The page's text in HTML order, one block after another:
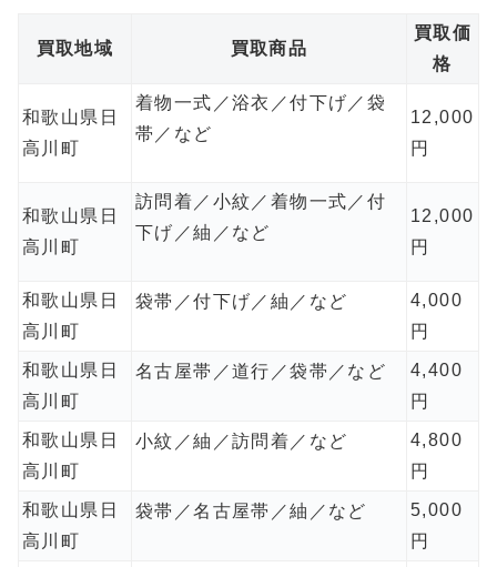
買取地域 買取商品
買取価
格
和歌山県日
高川町
着物一式／浴衣／付下げ／袋
帯／など
12,000
円
和歌山県日
高川町
訪問着／小紋／着物一式／付
下げ／紬／など
12,000
円
和歌山県日
高川町
袋帯／付下げ／紬／など
4,000
円
和歌山県日
高川町
名古屋帯／道行／袋帯／など
4,400
円
和歌山県日
高川町
小紋／紬／訪問着／など
4,800
円
和歌山県日
高川町
袋帯／名古屋帯／紬／など
5,000
円